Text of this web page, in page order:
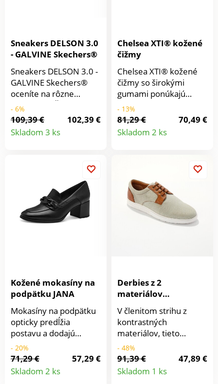
Sneakers DELSON 3.0
- GALVINE Skechers®
Sneakers DELSON 3.0 -
GALVINE Skechers®
oceníte na rôzne
príležitosti. Štýlové a
pohodlné, ideálne na
originálne kombinácie.
So stielkou s
vystužením, radosť ich
nosiť. Pohodlná, ľahká,
pružná a tlmiaca stielka
s vytužením.
Technológia Air-Cooled
dodatočnú oporu.
Tlmiaca a dobre
vystužená
medzipodrážka. Z
pravej kože. Pružné
šnúrky. Protišmyková
Profilovaná podrážka.
- 6%
109,39 €
102,39 €
Skladom 3 ks
Detail
Chelsea XTI® kožené
čižmy
Chelsea XTI® kožené
čižmy so širokými
gumami ponúkajú
pohodlie a štýl. Zvršok
z kvalitnej pravej kože.
Na bokoch široké
gumy. Profilovaná,
- 13%
81,29 €
70,49 €
Skladom 2 ks
Detail
Kožené mokasíny na
podpätku JANA
Mokasíny na podpätku
opticky predĺžia
postavu a dodajú
elegantný vzhľad.Pekné
vykrojenie a jazyk
vpredu. Široký
remienok vpredu.
- 20%
71,29 €
57,29 €
Skladom 2 ks
Detail
Derbies z 2
materiálov
V členitom strihu z
kontrastných
materiálov, tieto
topánky derbies sú
štýlové a pohodlné.
Jednoduchá údržba.
Šnúrky s nastavením na
- 48%
91,39 €
47,89 €
Skladom 1 ks
Detail